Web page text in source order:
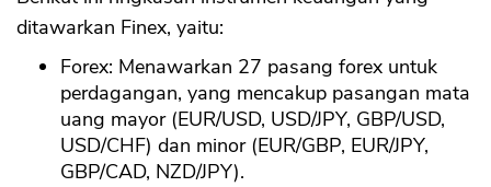
ditawarkan Finex, yaitu:
Forex: Menawarkan 27 pasang forex untuk
perdagangan, yang mencakup pasangan mata
uang mayor (EUR/USD, USD/JPY, GBP/USD,
USD/CHF) dan minor (EUR/GBP, EUR/JPY,
GBP/CAD, NZD/JPY).